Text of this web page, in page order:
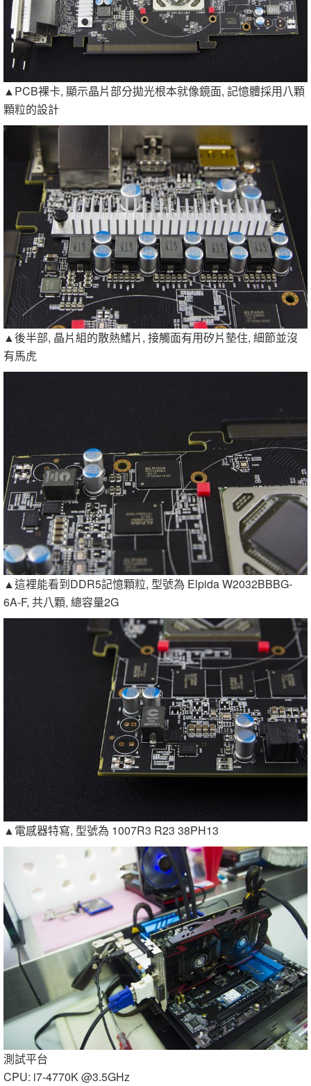
▲PCB裸卡, 顯示晶片部分拋光根本就像鏡面, 記憶體採用八顆
顆粒的設計
▲後半部, 晶片組的散熱鰭片, 接觸面有用矽片墊住, 細節並沒
有馬虎
▲這裡能看到DDR5記憶顆粒, 型號為 Elpida W2032BBBG-
6A-F, 共八顆, 總容量2G
▲電感器特寫, 型號為 1007R3 R23 38PH13
測試平台
CPU: i7-4770K @3.5GHz